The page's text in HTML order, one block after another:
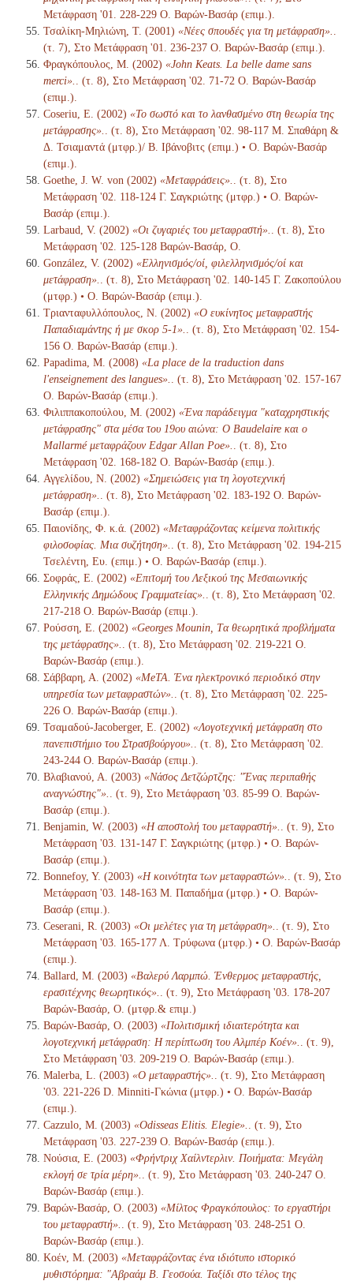
Μετάφραση '01. 228-229 Ο. Βαρών-Βασάρ (επιμ.).
Τσαλίκη-Μηλιώνη, Τ. (2001) «Νέες σπουδές για τη μετάφραση».
(τ. 7), Στο Μετάφραση '01. 236-237 Ο. Βαρών-Βασάρ (επιμ.).
Φραγκόπουλος, Μ. (2002) «John Keats. La belle dame sans
merci».
. (τ. 8), Στο Μετάφραση '02. 71-72 Ο. Βαρών-Βασάρ
(επιμ.).
Coseriu, E. (2002) «Το σωστό και το λανθασμένο στη θεωρία της
μετάφρασης».
. (τ. 8), Στο Μετάφραση '02. 98-117 Μ. Σπαθάρη &
Δ. Τσιαμαντά (μτφρ.)/ Β. Ιβάνοβιτς (επιμ.) • Ο. Βαρών-Βασάρ
(επιμ.).
Goethe, J. W. von (2002) «Μεταφράσεις».
. (τ. 8), Στο
Μετάφραση '02. 118-124 Γ. Σαγκριώτης (μτφρ.) • Ο. Βαρών-
Βασάρ (επιμ.).
Larbaud, V. (2002) «Οι ζυγαριές του μεταφραστή».
. (τ. 8), Στο
Μετάφραση '02. 125-128 Βαρών-Βασάρ, Ο.
González, V. (2002) «Ελληνισμός/οί, φιλελληνισμός/οί και
μετάφραση».
. (τ. 8), Στο Μετάφραση '02. 140-145 Γ. Ζακοπούλου
(μτφρ.) • Ο. Βαρών-Βασάρ (επιμ.).
Τριανταφυλλόπουλος, Ν. (2002) «Ο ευκίνητος μεταφραστής
Παπαδιαμάντης ή με σκορ 5-1».
. (τ. 8), Στο Μετάφραση '02. 154-
156 Ο. Βαρών-Βασάρ (επιμ.).
Papadima, M. (2008) «La place de la traduction dans
l'enseignement des langues».
. (τ. 8), Στο Μετάφραση '02. 157-167
Ο. Βαρών-Βασάρ (επιμ.).
Φιλιππακοπούλου, Μ. (2002) «Ένα παράδειγμα "καταχρηστικής
μετάφρασης" στα μέσα του 19ου αιώνα: Ο Baudelaire και ο
Mallarmé μεταφράζουν Edgar Allan Poe».
. (τ. 8), Στο
Μετάφραση '02. 168-182 Ο. Βαρών-Βασάρ (επιμ.).
Αγγελίδου, Ν. (2002) «Σημειώσεις για τη λογοτεχνική
μετάφραση».
. (τ. 8), Στο Μετάφραση '02. 183-192 Ο. Βαρών-
Βασάρ (επιμ.).
Παιονίδης, Φ. κ.ά. (2002) «Μεταφράζοντας κείμενα πολιτικής
φιλοσοφίας. Μια συζήτηση».
. (τ. 8), Στο Μετάφραση '02. 194-215
Τσελέντη, Ευ. (επιμ.) • Ο. Βαρών-Βασάρ (επιμ.).
Σοφράς, Ε. (2002) «Επιτομή του Λεξικού της Μεσαιωνικής
Ελληνικής Δημώδους Γραμματείας».
. (τ. 8), Στο Μετάφραση '02.
217-218 Ο. Βαρών-Βασάρ (επιμ.).
Ρούσση, Ε. (2002) «Georges Mounin, Tα θεωρητικά προβλήματα
της μετάφρασης».
. (τ. 8), Στο Μετάφραση '02. 219-221 Ο.
Βαρών-Βασάρ (επιμ.).
Σάββαρη, Α. (2002) «MeTA. Ένα ηλεκτρονικό περιοδικό στην
υπηρεσία των μεταφραστών».
. (τ. 8), Στο Μετάφραση '02. 225-
226 Ο. Βαρών-Βασάρ (επιμ.).
Τσαμαδού-Jacoberger, Ε. (2002) «Λογοτεχνική μετάφραση στο
πανεπιστήμιο του Στρασβούργου».
. (τ. 8), Στο Μετάφραση '02.
243-244 Ο. Βαρών-Βασάρ (επιμ.).
Βλαβιανού, Α. (2003) «Νάσος Δετζώρτζης: "Ένας περιπαθής
αναγνώστης"».
. (τ. 9), Στο Μετάφραση '03. 85-99 Ο. Βαρών-
Βασάρ (επιμ.).
Benjamin, W. (2003) «Η αποστολή του μεταφραστή».
. (τ. 9), Στο
Μετάφραση '03. 131-147 Γ. Σαγκριώτης (μτφρ.) • Ο. Βαρών-
Βασάρ (επιμ.).
Bonnefoy, Y. (2003) «Η κοινότητα των μεταφραστών».
. (τ. 9), Στο
Μετάφραση '03. 148-163 Μ. Παπαδήμα (μτφρ.) • Ο. Βαρών-
Βασάρ (επιμ.).
Ceserani, R. (2003) «Οι μελέτες για τη μετάφραση».
. (τ. 9), Στο
Μετάφραση '03. 165-177 Λ. Τρύφωνα (μτφρ.) • Ο. Βαρών-Βασάρ
(επιμ.).
Ballard, M. (2003) «Βαλερύ Λαρμπώ. Ένθερμος μεταφραστής,
ερασιτέχνης θεωρητικός».
. (τ. 9), Στο Μετάφραση '03. 178-207
Βαρών-Βασάρ, Ο. (μτφρ.& επιμ.)
Βαρών-Βασάρ, Ο. (2003) «Πολιτισμική ιδιαιτερότητα και
λογοτεχνική μετάφραση: Η περίπτωση του Αλμπέρ Κοέν».
. (τ. 9),
Στο Μετάφραση '03. 209-219 Ο. Βαρών-Βασάρ (επιμ.).
Malerba, L. (2003) «Ο μεταφραστής».
. (τ. 9), Στο Μετάφραση
'03. 221-226 D. Minniti-Γκώνια (μτφρ.) • Ο. Βαρών-Βασάρ
(επιμ.).
Cazzulo, M. (2003) «Odisseas Elitis. Elegie».
. (τ. 9), Στο
Μετάφραση '03. 227-239 Ο. Βαρών-Βασάρ (επιμ.).
Νούσια, Ε. (2003) «Φρήντριχ Χαίλντερλιν. Ποιήματα: Μεγάλη
εκλογή σε τρία μέρη».
. (τ. 9), Στο Μετάφραση '03. 240-247 Ο.
Βαρών-Βασάρ (επιμ.).
Βαρών-Βασάρ, Ο. (2003) «Μίλτος Φραγκόπουλος: το εργαστήρι
του μεταφραστή».
. (τ. 9), Στο Μετάφραση '03. 248-251 Ο.
Βαρών-Βασάρ (επιμ.).
Κοέν, Μ. (2003) «Μεταφράζοντας ένα ιδιότυπο ιστορικό
μυθιστόρημα: "Αβραάμ Β. Γεοσούα. Ταξίδι στο τέλος της